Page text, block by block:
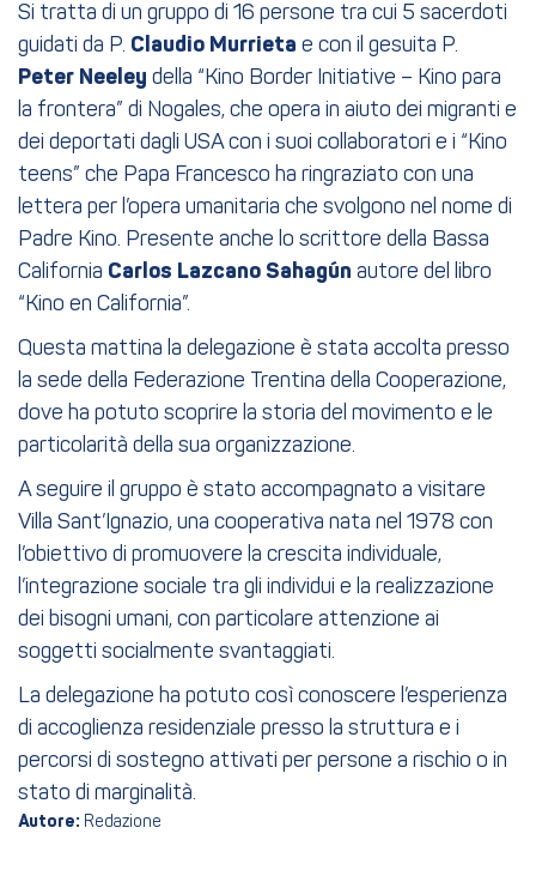
Si tratta di un gruppo di 16 persone tra cui 5 sacerdoti
guidati da P. Claudio Murrieta e con il gesuita P.
Peter Neeley della “Kino Border Initiative – Kino para
la frontera” di Nogales, che opera in aiuto dei migranti e
dei deportati dagli USA con i suoi collaboratori e i “Kino
teens” che Papa Francesco ha ringraziato con una
lettera per l’opera umanitaria che svolgono nel nome di
Padre Kino. Presente anche lo scrittore della Bassa
California Carlos Lazcano Sahagún autore del libro
“Kino en California”.
Questa mattina la delegazione è stata accolta presso
la sede della Federazione Trentina della Cooperazione,
dove ha potuto scoprire la storia del movimento e le
particolarità della sua organizzazione.
A seguire il gruppo è stato accompagnato a visitare
Villa Sant’Ignazio, una cooperativa nata nel 1978 con
l’obiettivo di promuovere la crescita individuale,
l’integrazione sociale tra gli individui e la realizzazione
dei bisogni umani, con particolare attenzione ai
soggetti socialmente svantaggiati.
La delegazione ha potuto così conoscere l’esperienza
di accoglienza residenziale presso la struttura e i
percorsi di sostegno attivati per persone a rischio o in
stato di marginalità.
Autore: Redazione